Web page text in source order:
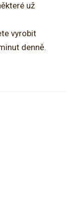
už
vyrobit
denně.